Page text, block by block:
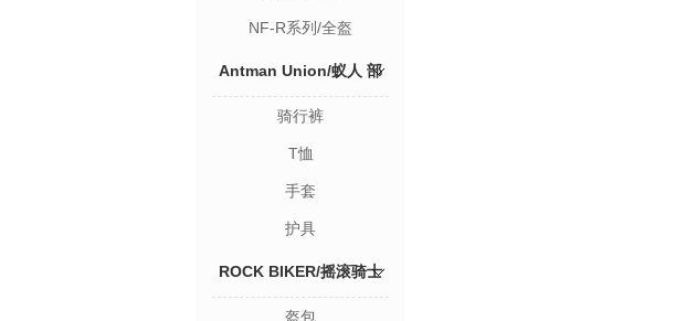
NF-R系列/全盔
Antman Union/蚁人 部
品
骑行裤
T恤
手套
护具
ROCK BIKER/摇滚骑士
盔包